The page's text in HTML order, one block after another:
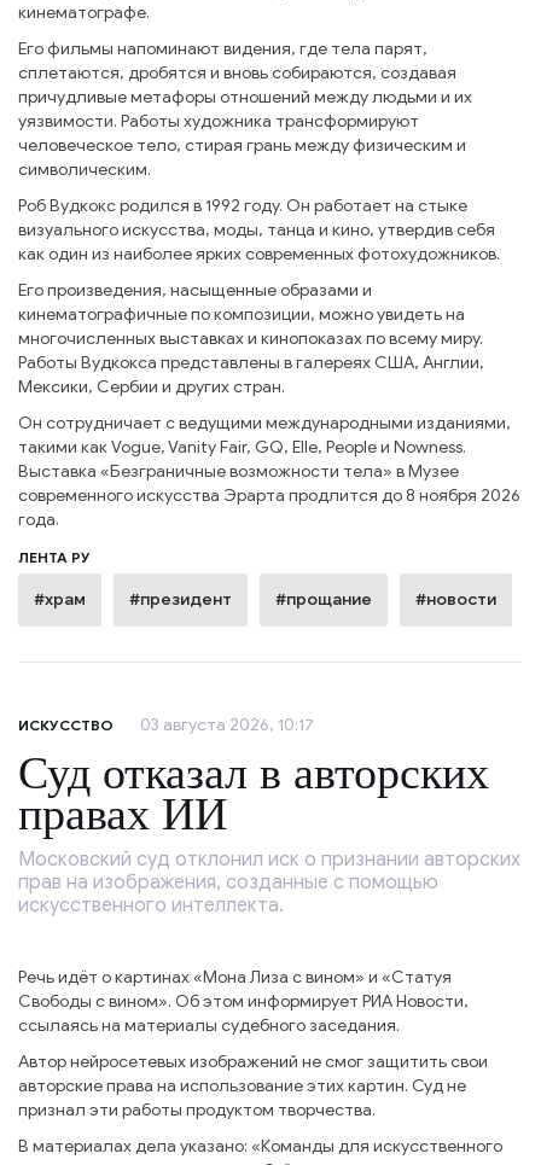
кинематографе.
Его фильмы напоминают видения, где тела парят,
сплетаются, дробятся и вновь собираются, создавая
причудливые метафоры отношений между людьми и их
уязвимости. Работы художника трансформируют
человеческое тело, стирая грань между физическим и
символическим.
Роб Вудкокс родился в 1992 году. Он работает на стыке
визуального искусства, моды, танца и кино, утвердив себя
как один из наиболее ярких современных фотохудожников.
Его произведения, насыщенные образами и
кинематографичные по композиции, можно увидеть на
многочисленных выставках и кинопоказах по всему миру.
Работы Вудкокса представлены в галереях США, Англии,
Мексики, Сербии и других стран.
Он сотрудничает с ведущими международными изданиями,
такими как Vogue, Vanity Fair, GQ, Elle, People и Nowness.
Выставка «Безграничные возможности тела» в Музее
современного искусства Эрарта продлится до 8 ноября 2026
года.
ЛЕНТА РУ
#храм #президент #прощание #новости
ИСКУССТВО 03 августа 2026, 10:17
Суд отказал в авторских
правах ИИ
Московский суд отклонил иск о признании авторских
прав на изображения, созданные с помощью
искусственного интеллекта.
Речь идёт о картинах «Мона Лиза с вином» и «Статуя
Свободы с вином». Об этом информирует РИА Новости,
ссылаясь на материалы судебного заседания.
Автор нейросетевых изображений не смог защитить свои
авторские права на использование этих картин. Суд не
признал эти работы продуктом творчества.
В материалах дела указано: «Команды для искусственного